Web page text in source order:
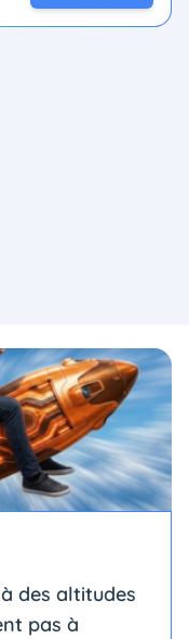
des altitudes
pas à